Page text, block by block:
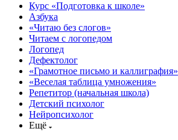
Курс «Подготовка к школе»
Азбука
«Читаю без слогов»
Читаем с логопедом
Логопед
Дефектолог
«Грамотное письмо и каллиграфия»
«Веселая таблица умножения»
Репетитор (начальная школа)
Детский психолог
Нейропсихолог
Ещё